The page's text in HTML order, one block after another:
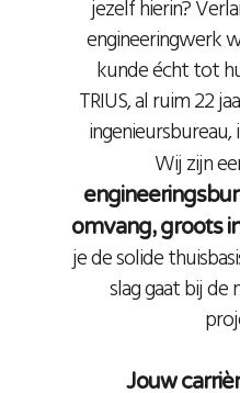
jezelf hierin?
engineeringwerk
kunde écht tot
TRIUS, al ruim 22
Wij zijn
omvang, groots
je de solide
slag gaat bij de
Jouw